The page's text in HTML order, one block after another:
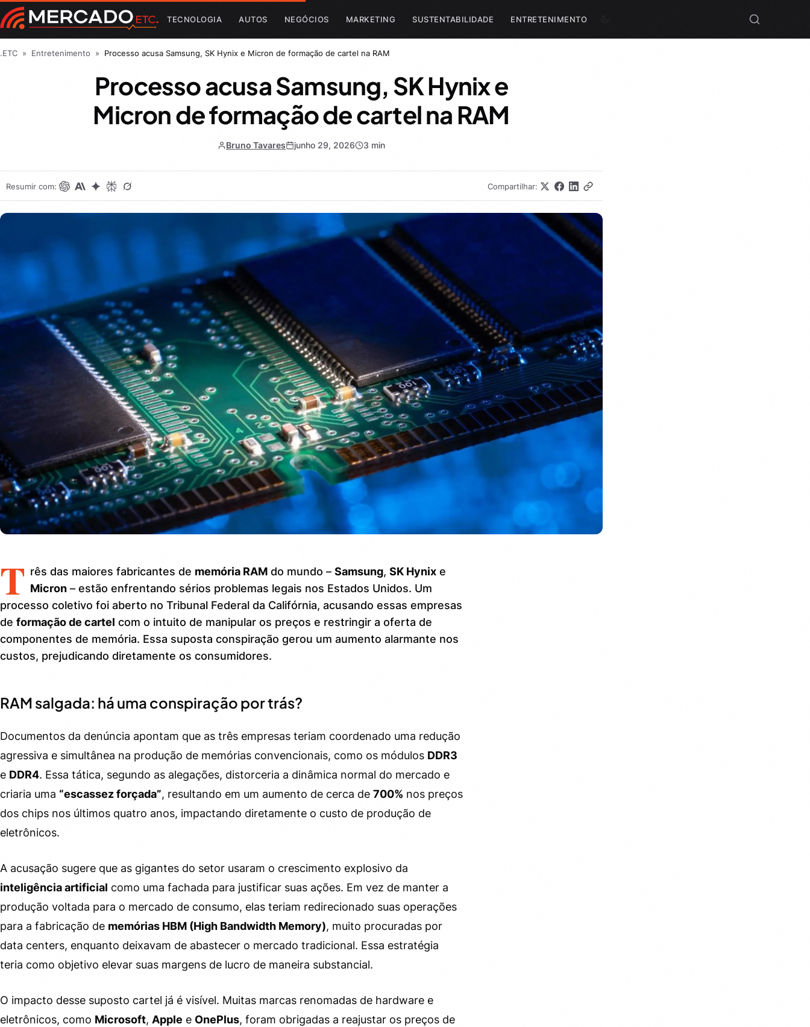
TECNOLOGIA AUTOS NEGÓCIOS MARKETING SUSTENTABILIDADE ENTRETENIMENTO
.ETC » Entretenimento » Processo acusa Samsung, SK Hynix e Micron de formação de cartel na RAM
Processo acusa Samsung, SK Hynix e
Micron de formação de cartel na RAM
Bruno Tavares junho 29, 2026 3 min
Resumir com: Compartilhar:
T rês das maiores fabricantes de memória RAMdo mundo – Samsung, SK Hynixe
Micron– estão enfrentando sérios problemas legais nos Estados Unidos. Um
processo coletivo foi aberto no Tribunal Federal da Califórnia, acusando essas empresas
de formação de cartel com o intuito de manipular os preços e restringir a oferta de
componentes de memória. Essa suposta conspiração gerou um aumento alarmante nos
custos, prejudicando diretamente os consumidores.
RAM salgada: há uma conspiração por trás?
Documentos da denúncia apontam que as três empresas teriam coordenado uma redução
agressiva e simultânea na produção de memórias convencionais, como os módulos DDR3
e DDR4. Essa tática, segundo as alegações, distorceria a dinâmica normal do mercado e
criaria uma “escassez forçada”, resultando em um aumento de cerca de 700% nos preços
dos chips nos últimos quatro anos, impactando diretamente o custo de produção de
eletrônicos.
A acusação sugere que as gigantes do setor usaram o crescimento explosivo da
inteligência artificial como uma fachada para justificar suas ações. Em vez de manter a
produção voltada para o mercado de consumo, elas teriam redirecionado suas operações
para a fabricação de memórias HBM (High Bandwidth Memory), muito procuradas por
data centers, enquanto deixavam de abastecer o mercado tradicional. Essa estratégia
teria como objetivo elevar suas margens de lucro de maneira substancial.
O impacto desse suposto cartel já é visível. Muitas marcas renomadas de hardware e
eletrônicos, como Microsoft, Apple e OnePlus, foram obrigadas a reajustar os preços de